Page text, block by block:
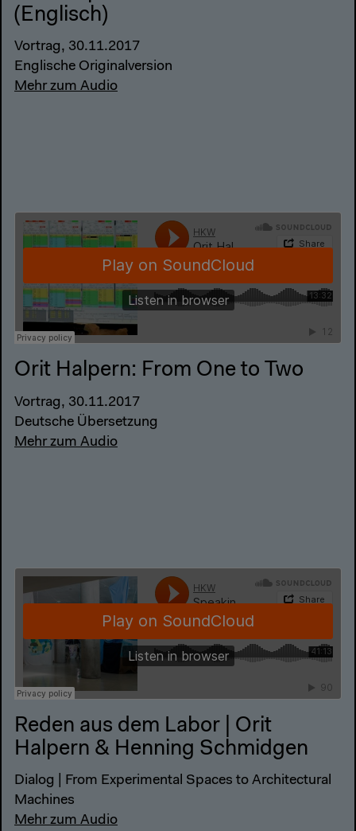
(Englisch)
Vortrag, 30.11.2017
Englische Originalversion
Mehr zum Audio
Orit Halpern: From One to Two
Vortrag, 30.11.2017
Deutsche Übersetzung
Mehr zum Audio
Reden aus dem Labor | Orit
Halpern & Henning Schmidgen
Dialog | From Experimental Spaces to Architectural
Machines
Mehr zum Audio